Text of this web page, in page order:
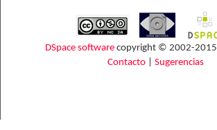
DSpace software copyright © 2002-2015
Contacto| Sugerencias